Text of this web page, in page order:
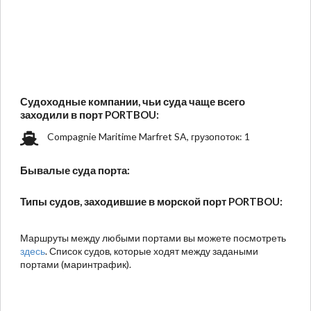
Судоходные компании, чьи суда чаще всего
заходили в порт PORTBOU:
Compagnie Maritime Marfret SA, грузопоток: 1
Бывалые суда порта:
Типы судов, заходившие в морской порт PORTBOU:
Маршруты между любыми портами вы можете посмотреть
здесь. Список судов, которые ходят между задаными
портами (маринтрафик).